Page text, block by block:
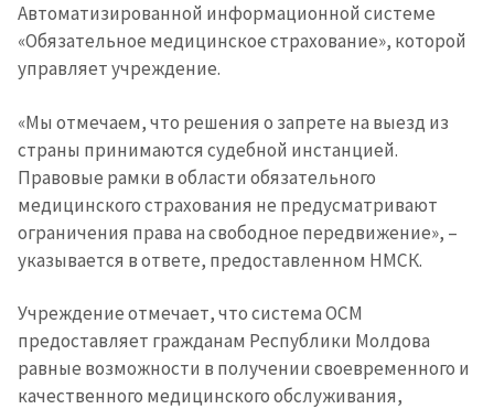
Отправить
информацию
О ZDG
Автоматизированной информационной системе
«Обязательное медицинское страхование», которой
управляет учреждение.
«Мы отмечаем, что решения о запрете на выезд из
страны принимаются судебной инстанцией.
Правовые рамки в области обязательного
медицинского страхования не предусматривают
ограничения права на свободное передвижение», –
указывается в ответе, предоставленном НМСК.
Учреждение отмечает, что система ОСМ
предоставляет гражданам Республики Молдова
равные возможности в получении своевременного и
качественного медицинского обслуживания,